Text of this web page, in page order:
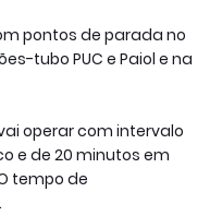
pontos de parada no
tubo PUC e Paiol e na
operar com intervalo
e de 20 minutos em
tempo de